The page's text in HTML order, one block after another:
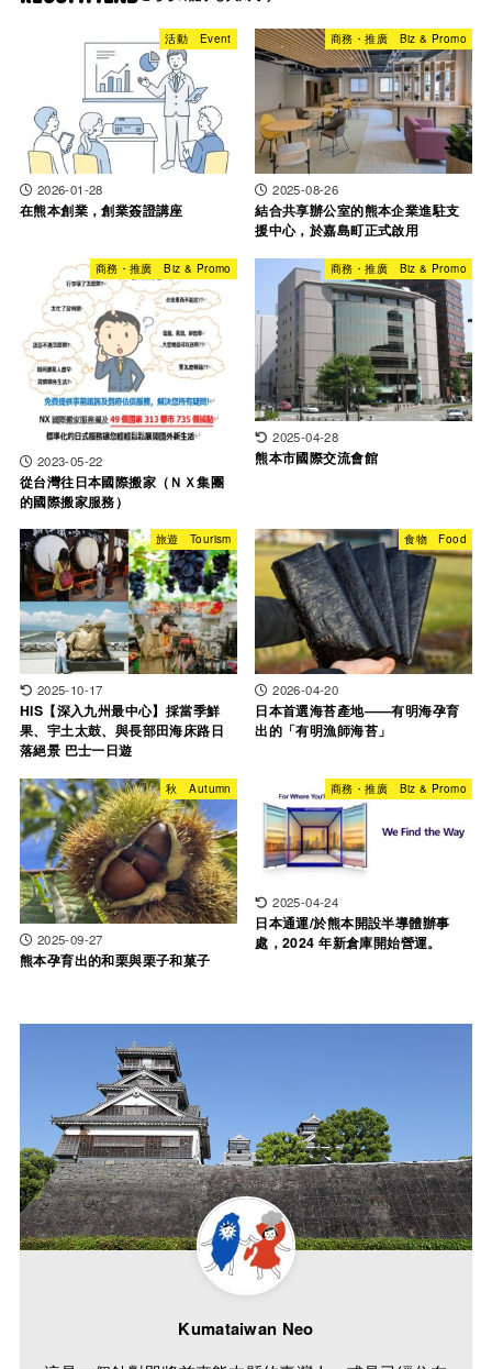
活動 Event
2026-01-28
在熊本創業，創業簽證講座
商務・推廣 Biz & Promo
2025-08-26
結合共享辦公室的熊本企業進駐支
援中心，於嘉島町正式啟用
商務・推廣 Biz & Promo
2023-05-22
從台灣往日本國際搬家（ＮＸ集團
的國際搬家服務）
商務・推廣 Biz & Promo
2025-04-28
熊本市國際交流會館
旅遊 Tourism
2025-10-17
HIS【深入九州最中心】採當季鮮
果、宇土太鼓、與長部田海床路日
落絕景 巴士一日遊
食物 Food
2026-04-20
日本首選海苔產地——有明海孕育
出的「有明漁師海苔」
秋 Autumn
2025-09-27
熊本孕育出的和栗與栗子和菓子
商務・推廣 Biz & Promo
2025-04-24
日本通運/於熊本開設半導體辦事
處，2024 年新倉庫開始營運。
Kumataiwan Neo